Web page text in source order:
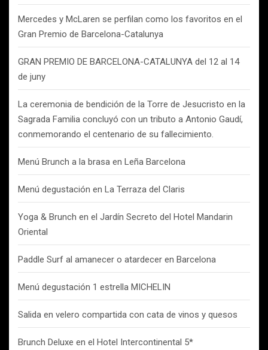
Mercedes y McLaren se perfilan como los favoritos en el
Gran Premio de Barcelona-Catalunya
GRAN PREMIO DE BARCELONA-CATALUNYA del 12 al 14
de juny
La ceremonia de bendición de la Torre de Jesucristo en la
Sagrada Familia concluyó con un tributo a Antonio Gaudí,
conmemorando el centenario de su fallecimiento.
Menú Brunch a la brasa en Leña Barcelona
Menú degustación en La Terraza del Claris
Yoga & Brunch en el Jardín Secreto del Hotel Mandarin
Oriental
Paddle Surf al amanecer o atardecer en Barcelona
Menú degustación 1 estrella MICHELIN
Salida en velero compartida con cata de vinos y quesos
Brunch Deluxe en el Hotel Intercontinental 5*